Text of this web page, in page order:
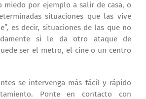
miedo por ejemplo a salir de casa, o
situaciones que las vive
es decir, situaciones de las que no
si le da otro ataque de
ser el metro, el cine o un centro
se intervenga más fácil y rápido
Ponte en contacto con